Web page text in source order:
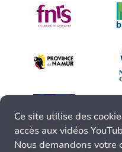
Ce site utilise des
accès aux vidéos
Nous demandons votre